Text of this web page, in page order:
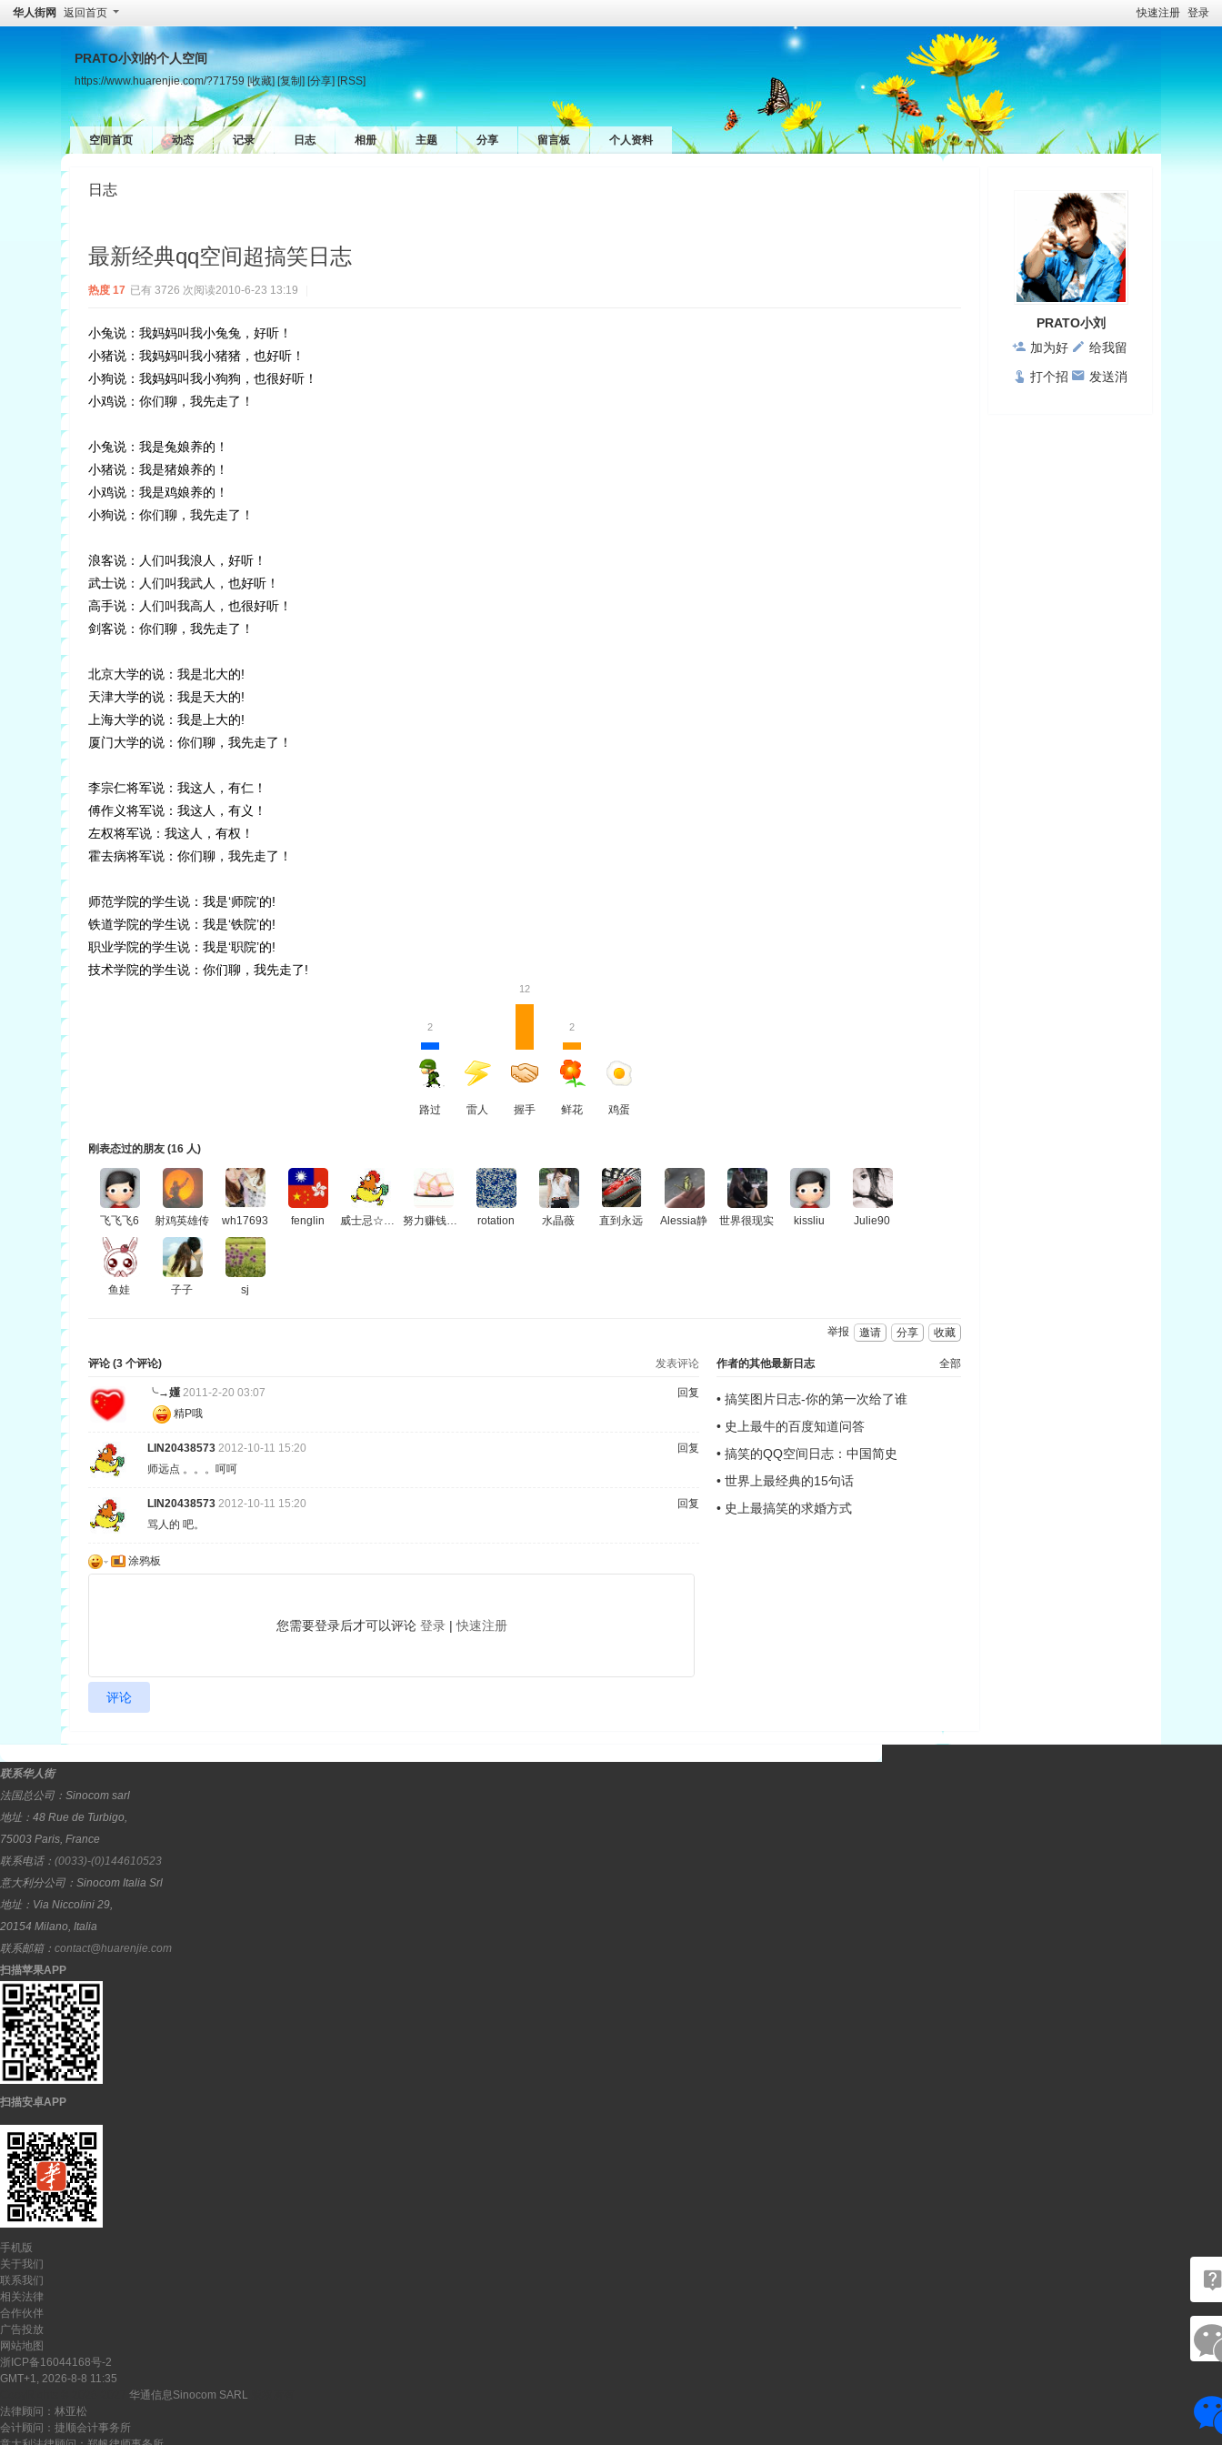
快速注册 登录
华人街网 返回首页
PRATO小刘的个人空间
https://www.huarenjie.com/?71759 [收藏] [复制] [分享] [RSS]
空间首页 动态 记录 日志 相册 主题 分享 留言板 个人资料
日志
最新经典qq空间超搞笑日志
热度 17 已有 3726 次阅读2010-6-23 13:19
小兔说：我妈妈叫我小兔兔，好听！
小猪说：我妈妈叫我小猪猪，也好听！
小狗说：我妈妈叫我小狗狗，也很好听！
小鸡说：你们聊，我先走了！
小兔说：我是兔娘养的！
小猪说：我是猪娘养的！
小鸡说：我是鸡娘养的！
小狗说：你们聊，我先走了！
浪客说：人们叫我浪人，好听！
武士说：人们叫我武人，也好听！
高手说：人们叫我高人，也很好听！
剑客说：你们聊，我先走了！
北京大学的说：我是北大的!
天津大学的说：我是天大的!
上海大学的说：我是上大的!
厦门大学的说：你们聊，我先走了！
李宗仁将军说：我这人，有仁！
傅作义将军说：我这人，有义！
左权将军说：我这人，有权！
霍去病将军说：你们聊，我先走了！
师范学院的学生说：我是‘师院’的!
铁道学院的学生说：我是‘铁院’的!
职业学院的学生说：我是‘职院’的!
技术学院的学生说：你们聊，我先走了!
2
路过 雷人
12
握手
2
鲜花 鸡蛋
刚表态过的朋友 (16 人)
飞飞飞6 射鸡英雄传 wh17693 fenglin 威士忌☆加冰 努力赚钱买房 rotation 水晶薇 直到永远 Alessia静 世界很现实 kissliu Julie90
鱼娃 子子 sj
收藏
分享
邀请
举报
全部
作者的其他最新日志
•搞笑图片日志-你的第一次给了谁
• 史上最牛的百度知道问答
•搞笑的QQ空间日志：中国简史
•世界上最经典的15句话
• 史上最搞笑的求婚方式
发表评论
评论 (3 个评论)
回复
╰→嬞 2011-2-20 03:07
精P哦
回复
LIN20438573 2012-10-11 15:20
师远点 。。。呵呵
回复
LIN20438573 2012-10-11 15:20
骂人的 吧。
涂鸦板
您需要登录后才可以评论 登录|快速注册
评论
PRATO小刘
加为好
友
给我留
言
打个招
发送消
联系华人街
法国总公司： Sinocom sarl
地址： 48 Rue de Turbigo,
75003 Paris, France
联系电话： (0033)-(0)144610523
意大利分公司： Sinocom Italia Srl
地址： Via Niccolini 29,
20154 Milano, Italia
联系邮箱： contact@huarenjie.com
扫描苹果APP
扫描安卓APP
手机版
关于我们
联系我们
相关法律
合作伙伴
广告投放
网站地图
浙ICP备16044168号-2
GMT+1, 2026-8-8 11:35
华通信息Sinocom SARL
法律顾问：林亚松
会计顾问：捷顺会计事务所